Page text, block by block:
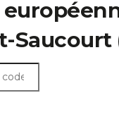
Saucourt